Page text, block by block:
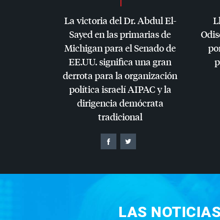
La victoria del Dr. Abdul El-
Sayed en las primarias de
Michigan para el Senado de
EE.UU. significa una gran
derrota para la organización
política israelíAIPACy la
dirigencia demócrata
tradicional
LAS